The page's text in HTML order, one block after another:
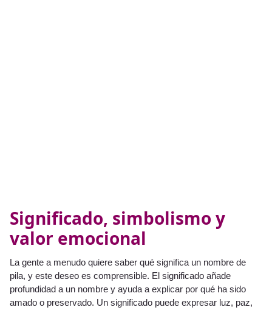
Significado, simbolismo y
valor emocional
La gente a menudo quiere saber qué significa un nombre de
pila, y este deseo es comprensible. El significado añade
profundidad a un nombre y ayuda a explicar por qué ha sido
amado o preservado. Un significado puede expresar luz, paz,